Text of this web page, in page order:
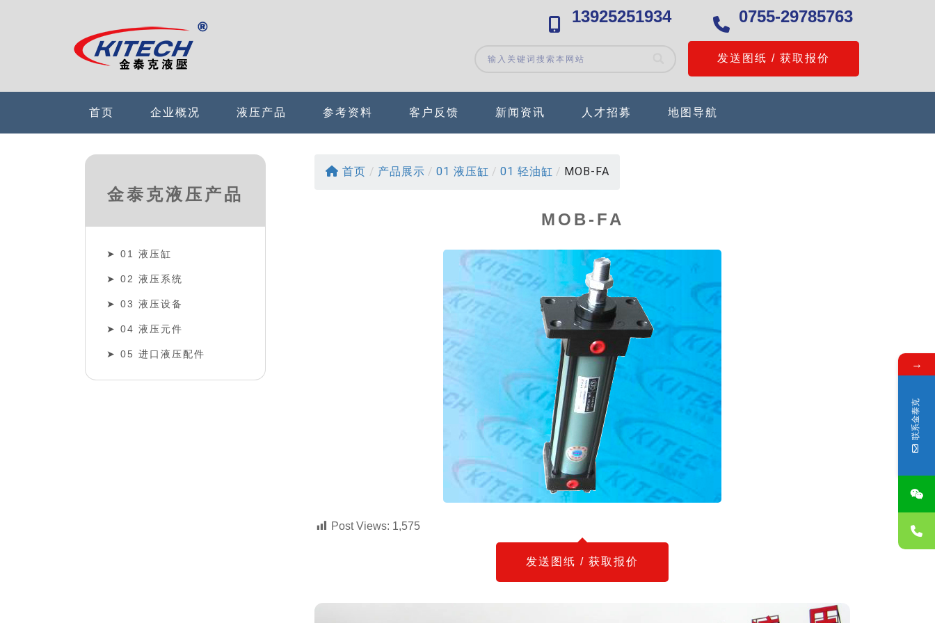
13925251934 0755-29785763
发送图纸 / 获取报价
首页 企业概况 液压产品 参考资料 客户反馈 新闻资讯 人才招募 地图导航
金泰克液压产品
01 液压缸
02 液压系统
03 液压设备
04 液压元件
05 进口液压配件
首页 / 产品展示 / 01 液压缸 / 01 轻油缸 / MOB-FA
MOB-FA
Post Views: 1,575
发送图纸 / 获取报价
→
联系金泰克